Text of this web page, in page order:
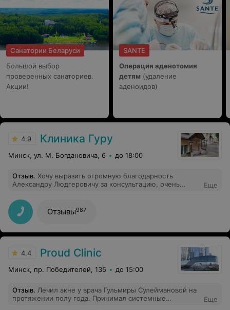
Санатории Беларуси
Большой выбор
проверенных санаториев.
Акции!
SANTE
Операция аденотомия
детям (удаление
аденоидов)
4.9 Клиника Гуру
Минск, ул. М. Богдановича, 6 до 18:00
Отзыв. Хочу выразить огромную благодарность
Александру Людгеровичу за консультацию, очень
Еще
Отзывы987
4.4 Proud Clinic
Минск, пр. Победителей, 135 до 15:00
Отзыв. Лечил акне у врача Гульмиры Сулеймановой на
протяжении полу года. Принимал системные
Еще